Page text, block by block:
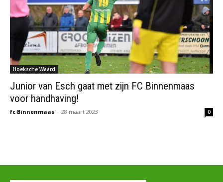
Hoeksche Waard
Junior van Esch gaat met zijn FC Binnenmaas
voor handhaving!
fc Binnenmaas - 28 maart 2023 0